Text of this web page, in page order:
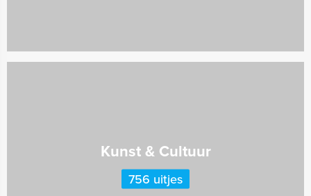
Kunst & Cultuur
756 uitjes